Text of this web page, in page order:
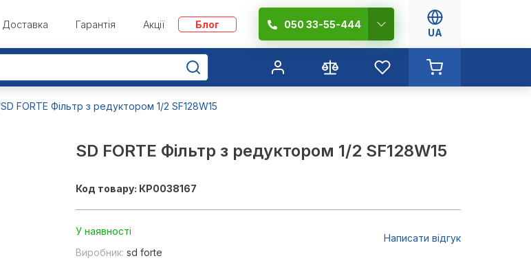
Доставка Гарантія Акції Блог 050 33-55-444
UA
SD FORTE Фільтр з редуктором 1/2 SF128W15
SD FORTE Фільтр з редуктором 1/2 SF128W15
Код товару: КР0038167
У наявності
Виробник: sd forte
Написати відгук